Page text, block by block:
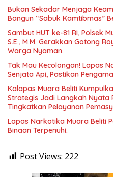
Bukan Sekadar Menjaga
Bangun “Sabuk Kamtibmas”
Sambut HUT ke-81 RI, Polsek
S.E., M.M. Gerakkan Gotong
Warga Nyaman.
Tak Mau Kecolongan! Lapas
Senjata Api, Pastikan
Kalapas Muara Beliti
Strategis Jadi Langkah Nyata
Tingkatkan Pelayanan
Lapas Narkotika Muara Beliti
Binaan Terpenuhi.
Post Views: 222